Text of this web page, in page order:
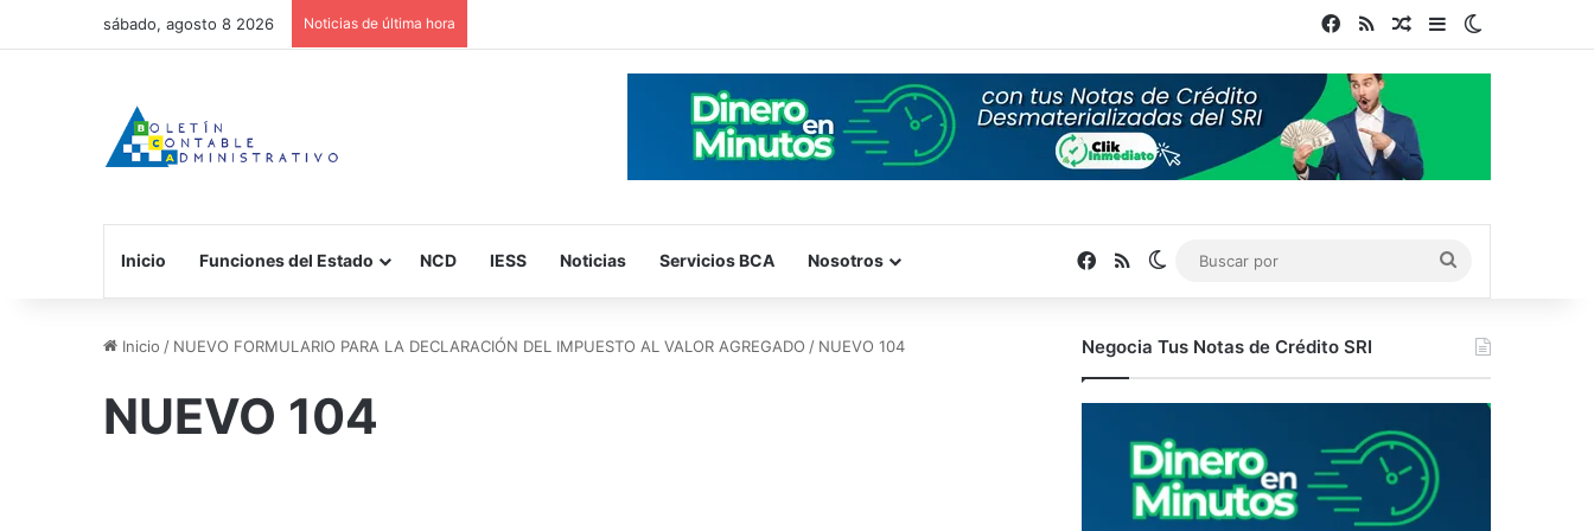
sábado, agosto 8 2026 Noticias de última hora Facebook
RSS Publicación al azar
Barra lateral
Inicio Funciones del Estado NCD IESS Noticias Servicios BCA Nosotros Facebook
RSS Switch skin
por
Inicio / NUEVO FORMULARIO PARA LA DECLARACIÓN DEL IMPUESTO AL VALOR AGREGADO / NUEVO 104
NUEVO 104
Negocia Tus Notas de Crédito SRI